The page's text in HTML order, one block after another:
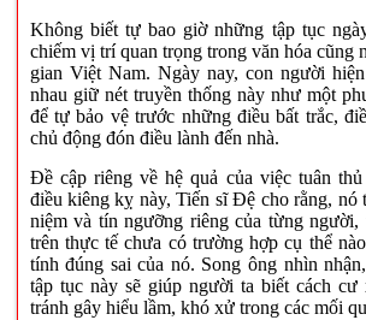
Không biết tự bao giờ những tập tục
chiếm vị trí quan trọng trong văn hóa cũng
gian Việt Nam. Ngày nay, con người
nhau giữ nét truyền thống này như một
để tự bảo vệ trước những điều bất trắc,
chủ động đón điều lành đến nhà.
Đề cập riêng về hệ quả của việc tuân
điều kiêng kỵ này, Tiến sĩ Đệ cho rằng, nó
niệm và tín ngưỡng riêng của từng
trên thực tế chưa có trường hợp cụ thể
tính đúng sai của nó. Song ông nhìn
tập tục này sẽ giúp người ta biết cách
tránh gây hiểu lầm, khó xử trong các mối